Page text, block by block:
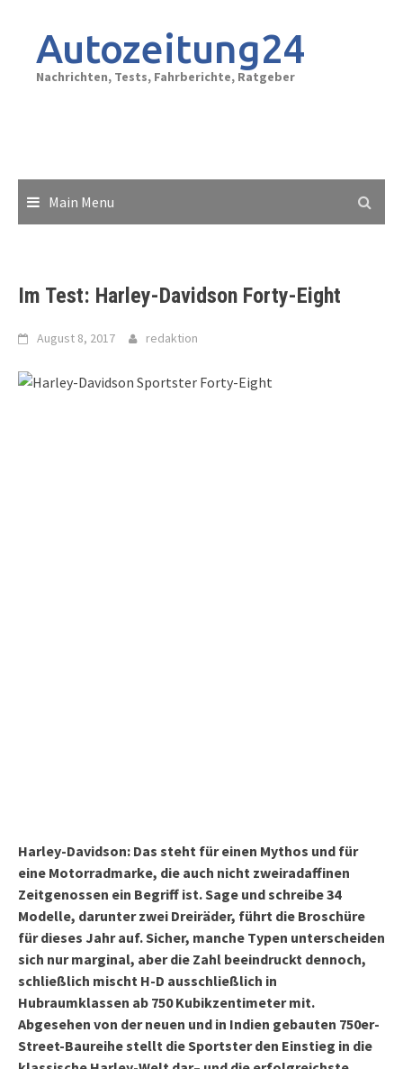
contentAutozeitung24
Nachrichten, Tests, Fahrberichte, Ratgeber
Main Menu
Im Test: Harley-Davidson Forty-Eight
August 8, 2017 redaktion
Harley-Davidson: Das steht für einen Mythos und für
eine Motorradmarke, die auch nicht zweiradaffinen
Zeitgenossen ein Begriff ist. Sage und schreibe 34
Modelle, darunter zwei Dreiräder, führt die Broschüre
für dieses Jahr auf. Sicher, manche Typen unterscheiden
sich nur marginal, aber die Zahl beeindruckt dennoch,
schließlich mischt H-D ausschließlich in
Hubraumklassen ab 750 Kubikzentimeter mit.
Abgesehen von der neuen und in Indien gebauten 750er-
Street-Baureihe stellt die Sportster den Einstieg in die